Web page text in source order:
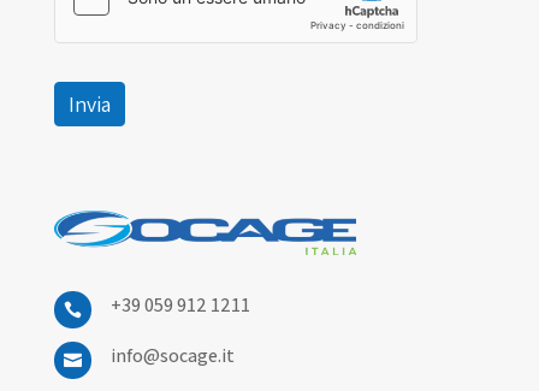
Invia
 +39 059 912 1211
 info@socage.it